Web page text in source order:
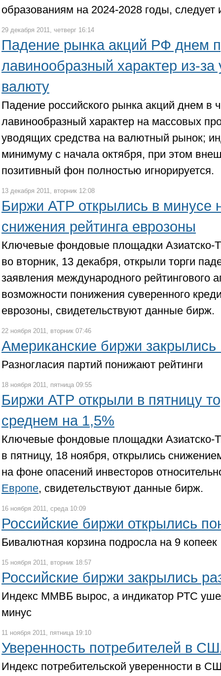
образованиям на 2024-2028 годы, следует
29 декабря 2011, четверг 16:14
Падение рынка акций РФ днем
лавинообразный характер из-за
валюту
Падение российского рынка акций днем в
лавинообразный характер на массовых
уводящих средства на валютный рынок;
минимуму с начала октября, при этом
позитивный фон полностью игнорируется.
13 декабря 2011, вторник 12:08
Биржи АТР открылись в минусе
снижения рейтинга еврозоны
Ключевые фондовые площадки Азиатско-
во вторник, 13 декабря, открыли торги
заявления международного рейтингового
возможности понижения суверенного
еврозоны, свидетельствуют данные бирж.
22 ноября 2011, вторник 07:46
Американские биржи закрылись
Разногласия партий понижают рейтинги
18 ноября 2011, пятница 09:55
Биржи АТР открыли в пятницу
среднем на 1,5%
Ключевые фондовые площадки Азиатско-
в пятницу, 18 ноября, открылись
на фоне опасений инвесторов
Европе, свидетельствуют данные бирж.
16 ноября 2011, среда 10:09
Российские биржи открылись
Бивалютная корзина подросла на 9 копеек
15 ноября 2011, вторник 18:57
Российские биржи закрылись
Индекс ММВБ вырос, а индикатор РТС
минус
11 ноября 2011, пятница 19:10
Уверенность потребителей в
Индекс потребительской уверенности в